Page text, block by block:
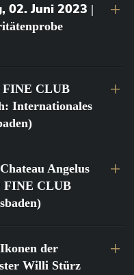
02. Juni 2023 |
FINE CLUB
Internationales
Angelus
FINE CLUB
der
Willi Stürz